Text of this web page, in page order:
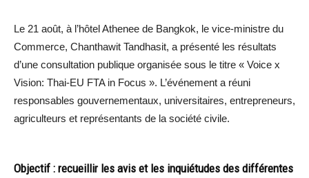
Le 21 août, à l’hôtel Athenee de Bangkok, le vice-ministre du
Commerce, Chanthawit Tandhasit, a présenté les résultats
d’une consultation publique organisée sous le titre « Voice x
Vision: Thai-EU FTA in Focus ». L’événement a réuni
responsables gouvernementaux, universitaires, entrepreneurs,
agriculteurs et représentants de la société civile.
Objectif : recueillir les avis et les inquiétudes des différentes